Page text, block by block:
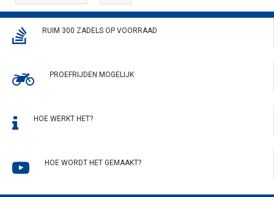
RUIM 300 ZADELS OP VOORRAAD
PROEFRIJDEN MOGELIJK
HOE WERKT HET?
HOE WORDT HET GEMAAKT?